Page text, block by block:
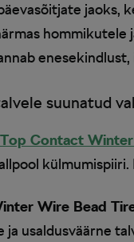
jaoks,
hommikutele
suunatud
Contact
Wire Bead
ja usaldusväärne